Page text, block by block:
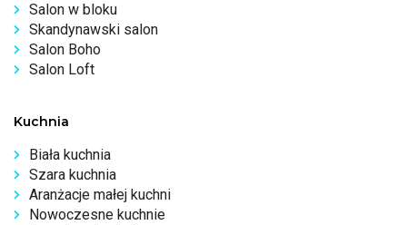
Salon w bloku
Skandynawski salon
Salon Boho
Salon Loft
Kuchnia
Biała kuchnia
Szara kuchnia
Aranżacje małej kuchni
Nowoczesne kuchnie